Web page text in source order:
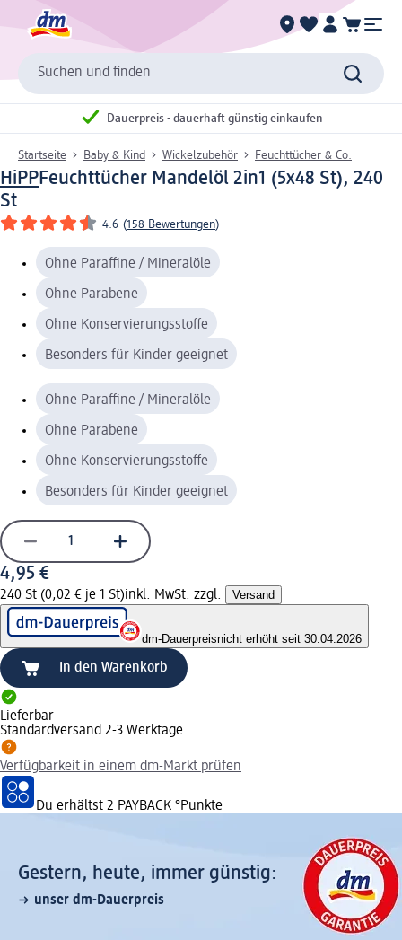
Suchen und finden
Dauerpreis - dauerhaft günstig einkaufen
Startseite Baby & Kind Wickelzubehör Feuchttücher & Co.
HiPPFeuchttücher Mandelöl 2in1 (5x48 St), 240
St
4.6 (158 Bewertungen)
Ohne Paraffine / Mineralöle
Ohne Parabene
Ohne Konservierungsstoffe
Besonders für Kinder geeignet
Ohne Paraffine / Mineralöle
Ohne Parabene
Ohne Konservierungsstoffe
Besonders für Kinder geeignet
4,95 €
240 St (0,02 € je 1 St)inkl. MwSt. zzgl. Versand
dm-Dauerpreisnicht erhöht seit 30.04.2026
In den Warenkorb
Lieferbar
Standardversand 2-3 Werktage
Verfügbarkeit in einem dm-Markt prüfen
Du erhältst 2 PAYBACK °Punkte
Gestern, heute, immer günstig:
unser dm-Dauerpreis